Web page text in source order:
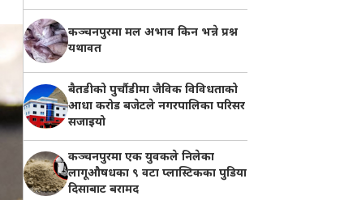
कञ्चनपुरमा मल अभाव किन भन्ने प्रश्न
यथावत
बैतडीको पुर्चौडीमा जैविक विविधताको
आधा करोड बजेटले नगरपालिका परिसर
सजाइयो
कञ्चनपुरमा एक युवकले निलेका
लागूऔषधका ९ वटा प्लास्टिकका पुडिया
दिसाबाट बरामद